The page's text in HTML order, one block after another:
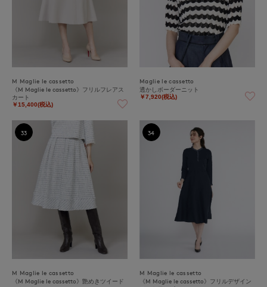
M Maglie le cassetto
《M Maglie le cassetto》フリルフレアス
カート
￥15,400(税込)
Maglie le cassetto
透かしボーダーニット
￥7,920(税込)
M Maglie le cassetto
《M Maglie le cassetto》艶めきツイード
33
M Maglie le cassetto
《M Maglie le cassetto》フリルデザイン
34